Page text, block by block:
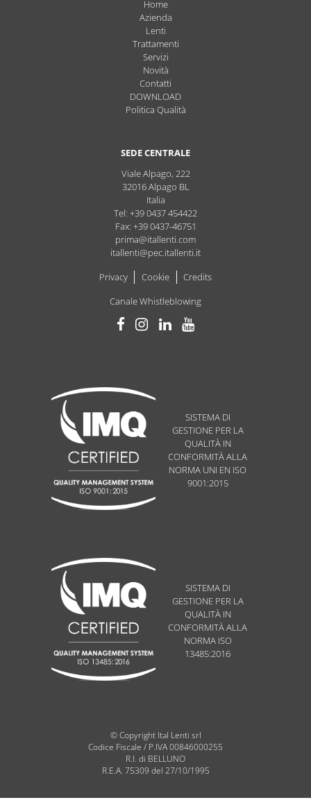
Home
Azienda
Lenti
Trattamenti
Servizi
Novità
Contatti
DOWNLOAD
Politica Qualità
SEDE CENTRALE
Viale Alpago, 222
32016Alpago BL
Italia
Tel: +39 0437 454422
Fax: +39 0437-46751
prima@itallenti.com
itallenti@pec.itallenti.it
Privacy
Cookie
Credits
Canale Whistleblowing
SISTEMA DI
GESTIONE PER LA
QUALITÀ IN
CONFORMITÀ ALLA
NORMA UNI EN ISO
9001:2015
SISTEMA DI
GESTIONE PER LA
QUALITÀ IN
CONFORMITÀ ALLA
NORMA ISO
13485:2016
© Copyright Ital Lenti srl
Codice Fiscale / P.IVA 00846000255
R.I. di BELLUNO
R.E.A. 75309 del 27/10/1995